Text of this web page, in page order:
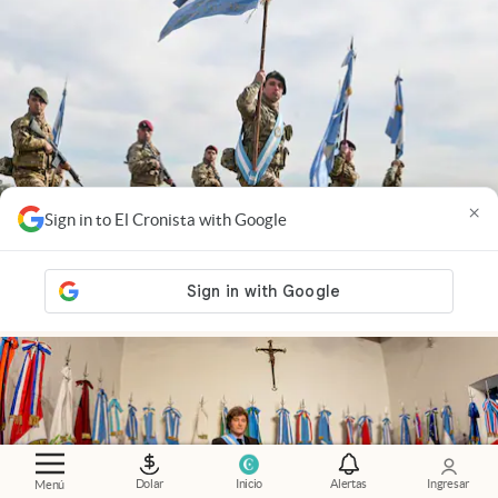
Menú Dolar Inicio Alertas Ingresar
Sign in to El Cronista with Google ×
reequipamiento militar